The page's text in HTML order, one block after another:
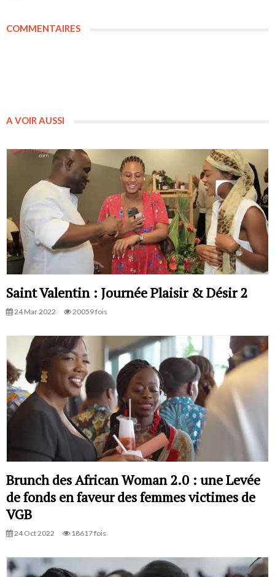
COMMENTAIRES
A VOIR AUSSI
Saint Valentin : Journée Plaisir & Désir 2
24 Mar 2022 20059 fois
Brunch des African Woman 2.0 : une Levée
de fonds en faveur des femmes victimes de
VGB
24 Oct 2022 18617 fois